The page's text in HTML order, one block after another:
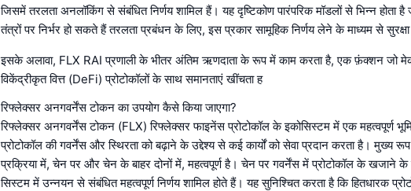
जिसमें तरलता अनलॉकिंग से संबंधित निर्णय शामिल हैं। यह दृष्टिकोण पारंपरिक मॉडलों से भिन्न
तंत्रों पर निर्भर हो सकते हैं तरलता प्रबंधन के लिए, इस प्रकार सामूहिक निर्णय लेने के माध्यम से
इसके अलावा, FLX RAI प्रणाली के भीतर अंतिम ऋणदाता के रूप में काम करता है, एक फ़ंक्शन जो
विकेंद्रीकृत वित्त (DeFi) प्रोटोकॉलों के साथ समानताएं खींचता ह
रिफ्लेक्सर अनगवर्नेंस टोकन का उपयोग कैसे किया जाएगा?
रिफ्लेक्सर अनगवर्नेंस टोकन (FLX) रिफ्लेक्सर फाइनेंस प्रोटोकॉल के इकोसिस्टम में एक महत्वपूर्ण
प्रोटोकॉल की गवर्नेंस और स्थिरता को बढ़ाने के उद्देश्य से कई कार्यों को सेवा प्रदान करता है। मुख्य
प्रक्रिया में, चेन पर और चेन के बाहर दोनों में, महत्वपूर्ण है। चेन पर गवर्नेंस में प्रोटोकॉल के खजाने
सिस्टम में उन्नयन से संबंधित महत्वपूर्ण निर्णय शामिल होते हैं। यह सुनिश्चित करता है कि हितधारक